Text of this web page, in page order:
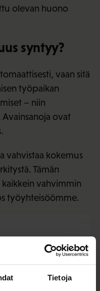
Tietoja
olevan huono
syntyy?
vaan sitä
työpaikan
– niin
ovat
vahvistaa kokemus
Tämän
vahvimmin
työyhteisöömme.